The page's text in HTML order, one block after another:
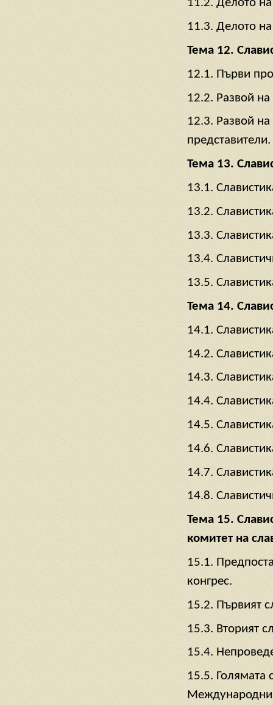
11.2. Делото
11.3. Делото
Тема 12.
12.1. Първи
12.2. Развой
12.3. Развой
представители.
Тема 13.
13.1.
13.2.
13.3.
13.4.
13.5.
Тема 14.
14.1.
14.2.
14.3.
14.4.
14.5.
14.6.
14.7.
14.8.
Тема 15.
комитет на
15.1.
конгрес.
15.2. Първият
15.3. Вторият
15.4.
15.5. Голямата